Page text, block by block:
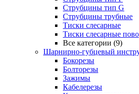
Струбцины тип G
Струбцины трубные
Тиски слесарные
Тиски слесарные
Все категории (9)
Шарнирно-губцевый
Бокорезы
Болторезы
Зажимы
Кабелерезы